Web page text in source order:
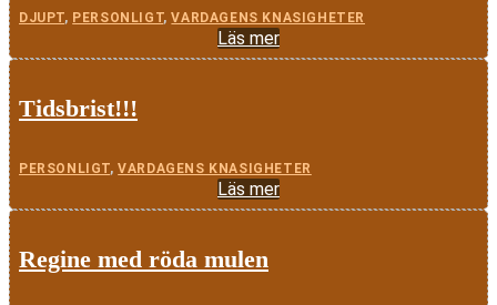
DJUPT, PERSONLIGT,VARDAGENS KNASIGHETER
Läs mer
Tidsbrist!!!
PERSONLIGT,VARDAGENS KNASIGHETER
Läs mer
Regine med röda mulen